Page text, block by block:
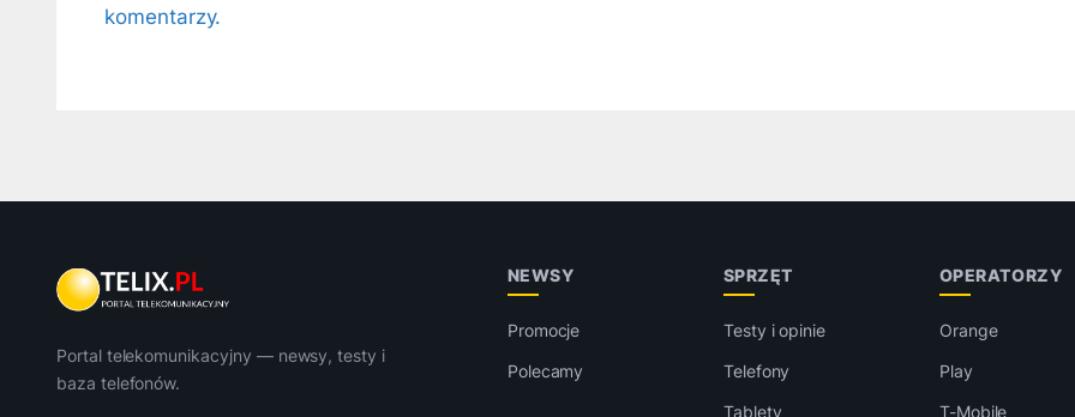
komentarzy.
Portal telekomunikacyjny — newsy, testy i
baza telefonów.
NEWSY
Promocje
Polecamy
SPRZĘT
Testy i opinie
Telefony
Tablety
OPERATORZY
Orange
Play
T-Mobile